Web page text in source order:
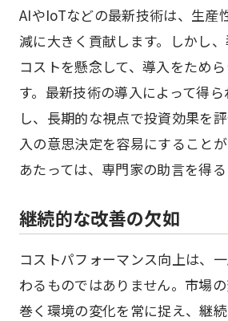
AIやIoTなどの最新技術は、生産
減に大きく貢献します。しかし
コストを懸念して、導入をため
す。最新技術の導入によって得
し、長期的な視点で投資効果を
入の意思決定を容易にすること
あたっては、専門家の助言を得る
継続的な改善の欠如
コストパフォーマンス向上は、
わるものではありません。市場
巻く環境の変化を常に捉え、継